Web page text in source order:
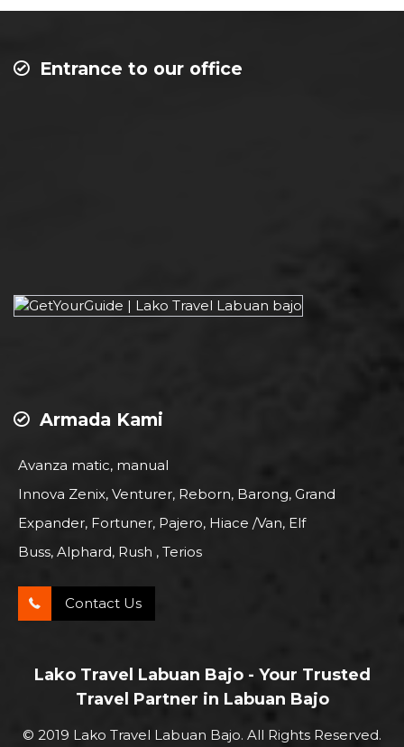
Entrance to our office
Armada Kami
Avanza matic, manual
Innova Zenix, Venturer, Reborn, Barong, Grand
Expander, Fortuner, Pajero, Hiace /Van, Elf
Buss, Alphard, Rush , Terios
Contact Us
Lako Travel Labuan Bajo - Your Trusted
Travel Partner in Labuan Bajo
© 2019 Lako Travel Labuan Bajo. All Rights Reserved.